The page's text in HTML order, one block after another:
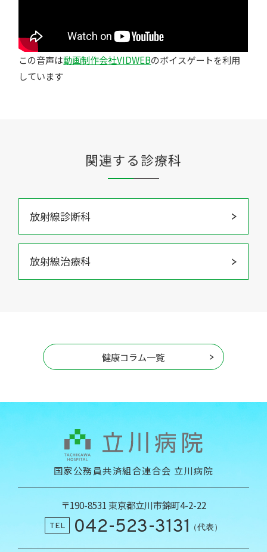
この音声は動画制作会社VIDWEBのボイスゲートを利用
しています
関連する診療科
放射線診断科
放射線治療科
健康コラム一覧
国家公務員共済組合連合会 立川病院
〒190-8531 東京都立川市錦町4-2-22
TEL 042-523-3131 （代表）